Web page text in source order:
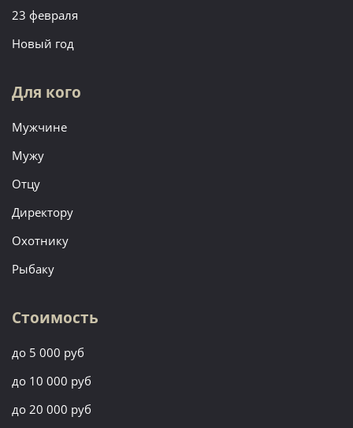
23 февраля
Новый год
Для кого
Мужчине
Мужу
Отцу
Директору
Охотнику
Рыбаку
Стоимость
до 5 000 руб
до 10 000 руб
до 20 000 руб